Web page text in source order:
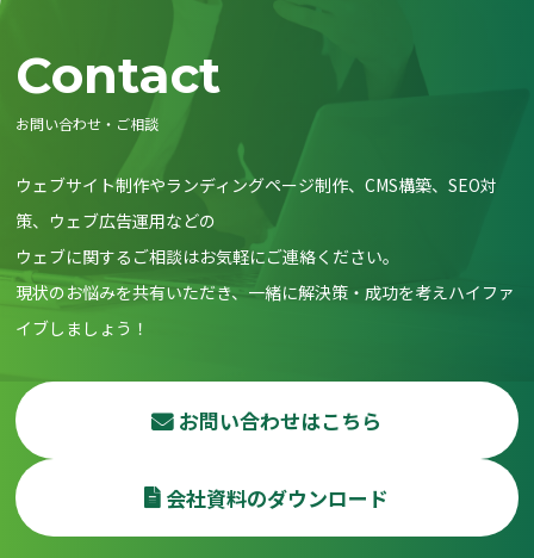
Contact
お問い合わせ・ご相談
ウェブサイト制作やランディングページ制作、CMS構築、SEO対
策、ウェブ広告運用などの
ウェブに関するご相談はお気軽にご連絡ください。
現状のお悩みを共有いただき、一緒に解決策・成功を考えハイファ
イブしましょう！
お問い合わせはこちら
会社資料のダウンロード